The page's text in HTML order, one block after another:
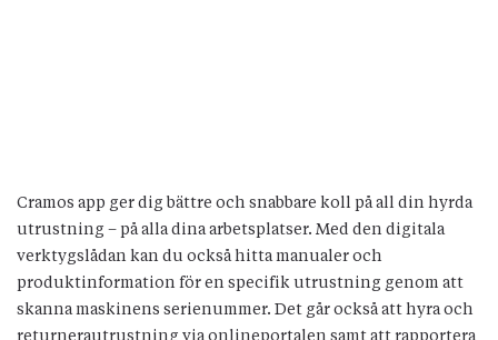
Cramos app ger dig bättre och snabbare koll på all din hyrda
utrustning – på alla dina arbetsplatser. Med den digitala
verktygslådan kan du också hitta manualer och
produktinformation för en specifik utrustning genom att
skanna maskinens serienummer. Det går också att hyra och
returnerautrustning via onlineportalen samt att rapportera